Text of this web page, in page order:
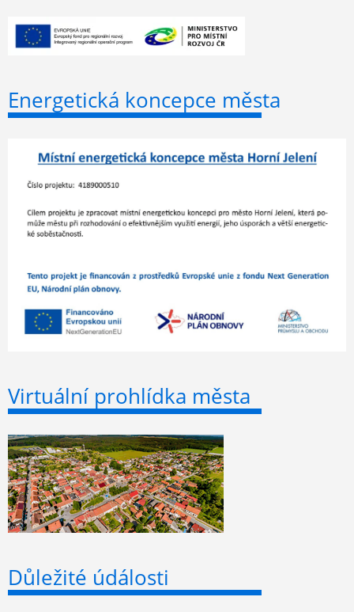
Energetická koncepce města
Virtuální prohlídka města
Důležité údálosti